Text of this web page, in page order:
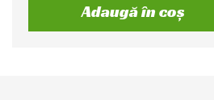
Adaugă în coș